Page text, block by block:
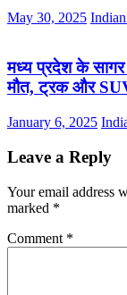
May 30, 2025
मध्य प्रदेश के सागर
मौत, ट्रक और
January 6, 2025
Leave a Reply
Your email address
marked *
Comment *